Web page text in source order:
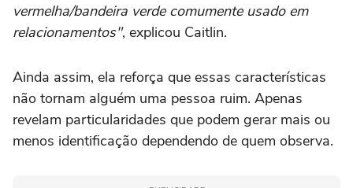
vermelha/bandeira verde comumente usado em
relacionamentos", explicou Caitlin.
Ainda assim, ela reforça que essas características
não tornam alguém uma pessoa ruim. Apenas
revelam particularidades que podem gerar mais ou
menos identificação dependendo de quem observa.